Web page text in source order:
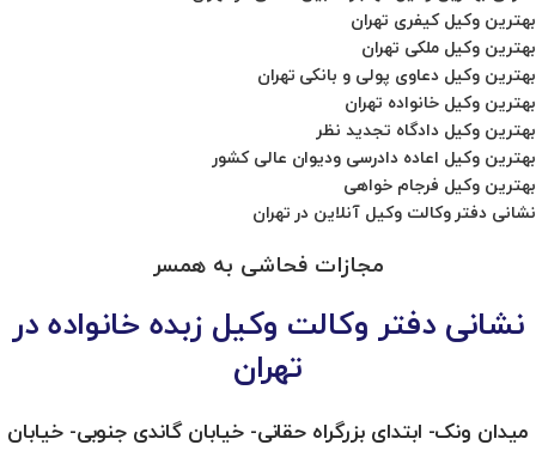
بهترین وکیل کیفری تهران
بهترین وکیل ملکی تهران
بهترین وکیل دعاوی پولی و بانکی تهران
بهترین وکیل خانواده تهران
بهترین وکیل دادگاه تجدید نظر
بهترین وکیل اعاده دادرسی ودیوان عالی کشور
بهترین وکیل فرجام خواهی
نشانی دفتر وکالت وکیل آنلاین در تهران
مجازات فحاشی به همسر
نشانی دفتر وکالت وکیل زبده خانواده در
تهران
میدان ونک- ابتدای بزرگراه حقانی- خیابان گاندی جنوبی- خیابان